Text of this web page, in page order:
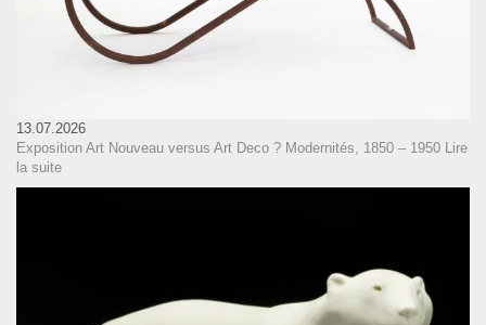
13.07.2026
Exposition Art Nouveau versus Art Deco ? Modernités, 1850 – 1950 Lire
la suite